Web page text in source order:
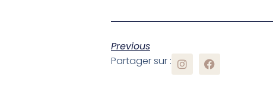
Previous
Partager sur :